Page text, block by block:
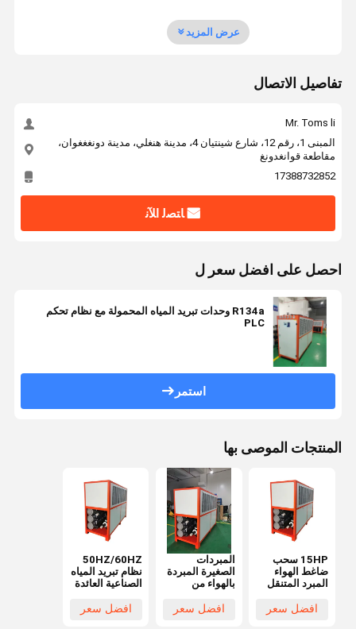
عرض المزيد
تفاصيل الاتصال
Mr. Toms li
المبنى 1، رقم 12، شارع شينتيان 4، مدينة هنغلي، مدينة دونغغغوان،
مقاطعة قوانغدونغ
17388732852
ﺎﺘﺼﻟ ﺍﻶﻧ
احصل على افضل سعر ل
R134a وحدات تبريد المياه المحمولة مع نظام تحكم
PLC
استمر
المنتجات الموصى بها
15HP سحب
ضاغط الهواء
المبرد المتنقل
الكيميائي
افضل سعر
المبردات
الصغيرة المبردة
بالهواء من
للصدأ للصناعات
افضل سعر
50HZ/60HZ
نظام تبريد المياه
الصناعية العائدة
المبرد بالهواء
افضل سعر